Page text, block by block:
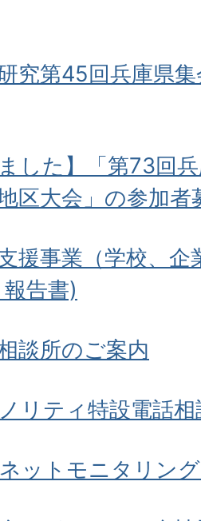
究第45回兵庫県
ました】「第73回
区大会」の参加者
援事業（学校、
告書)
談所のご案内
リティ特設電話
ットモニタリン